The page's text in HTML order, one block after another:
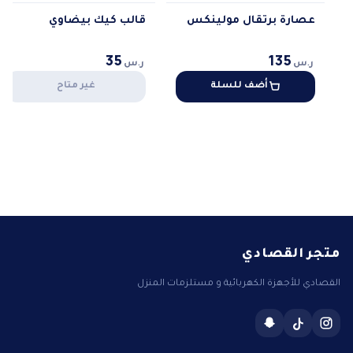
عصارة برتقال مولينكس
ر.س 135
أضف للسلة
قالب كيك بيضاوي
ر.س 35
غير متاح
متجر القصادي
القصادي للأجهزة الكهربائية و مستلزمات المنزل